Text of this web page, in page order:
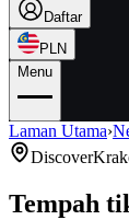
Daftar
PLN
Menu
Laman Utama›
Discover
Tempah